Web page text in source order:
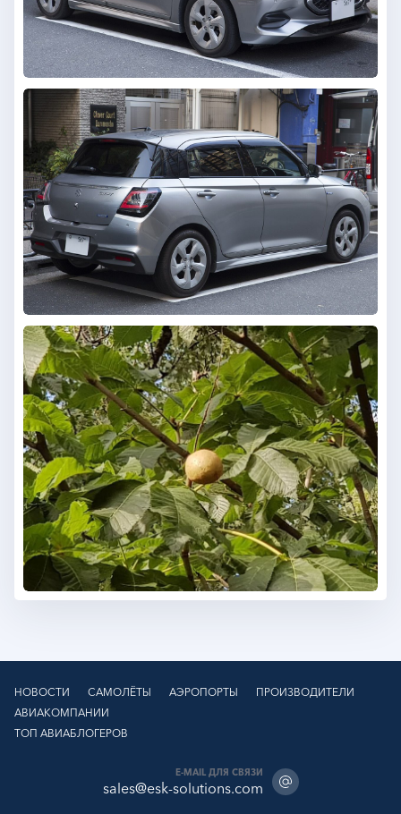
НОВОСТИ САМОЛЁТЫ АЭРОПОРТЫ
ПРОИЗВОДИТЕЛИ
АВИАКОМПАНИИ
ТОП АВИАБЛОГЕРОВ
E-MAIL ДЛЯ СВЯЗИ
sales@esk-solutions.com